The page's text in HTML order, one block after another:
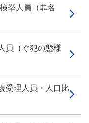
挙人員（罪名
員（ぐ犯の態様
受理人員・人口比